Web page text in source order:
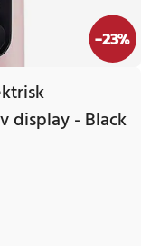
-23%
display - Black